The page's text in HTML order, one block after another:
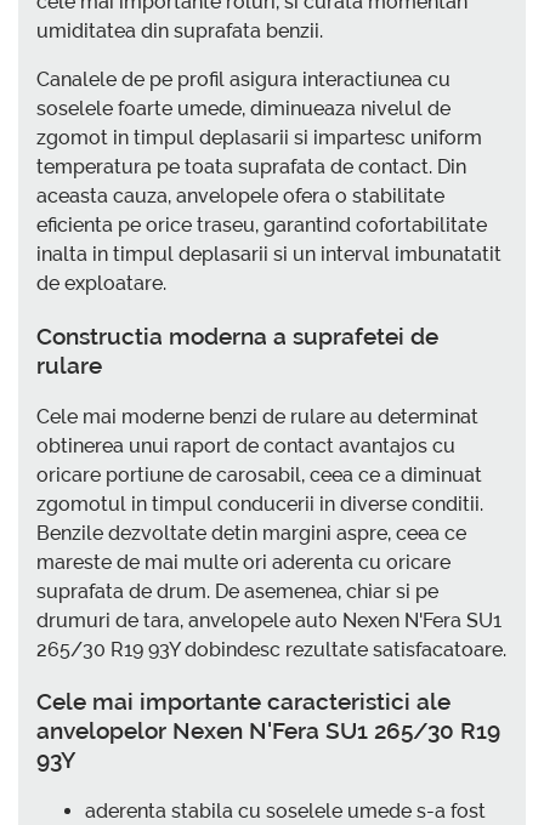
umiditatea din suprafata benzii.
Canalele de pe profil asigura interactiunea cu
soselele foarte umede, diminueaza nivelul de
zgomot in timpul deplasarii si impartesc uniform
temperatura pe toata suprafata de contact. Din
aceasta cauza, anvelopele ofera o stabilitate
eficienta pe orice traseu, garantind cofortabilitate
inalta in timpul deplasarii si un interval imbunatatit
de exploatare.
Constructia moderna a suprafetei de
rulare
Cele mai moderne benzi de rulare au determinat
obtinerea unui raport de contact avantajos cu
oricare portiune de carosabil, ceea ce a diminuat
zgomotul in timpul conducerii in diverse conditii.
Benzile dezvoltate detin margini aspre, ceea ce
mareste de mai multe ori aderenta cu oricare
suprafata de drum. De asemenea, chiar si pe
drumuri de tara, anvelopele auto Nexen N'Fera SU1
265/30 R19 93Y dobindesc rezultate satisfacatoare.
Cele mai importante caracteristici ale
anvelopelor Nexen N'Fera SU1 265/30 R19
93Y
aderenta stabila cu soselele umede s-a fost